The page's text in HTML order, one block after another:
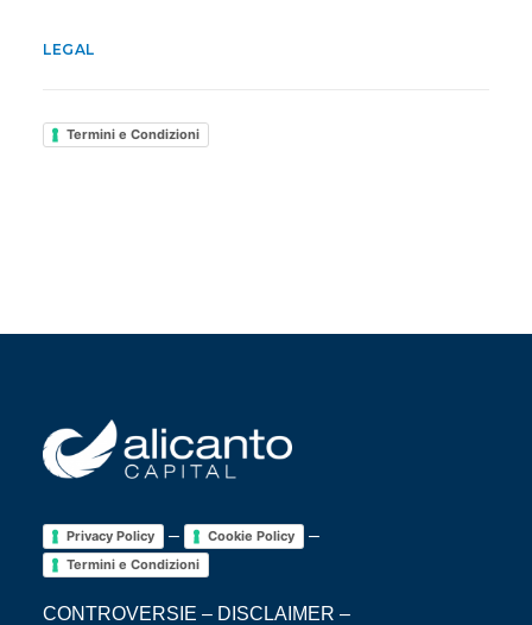
LEGAL
Termini e Condizioni
Privacy Policy – Cookie Policy –
Termini e Condizioni
CONTROVERSIE – DISCLAIMER –